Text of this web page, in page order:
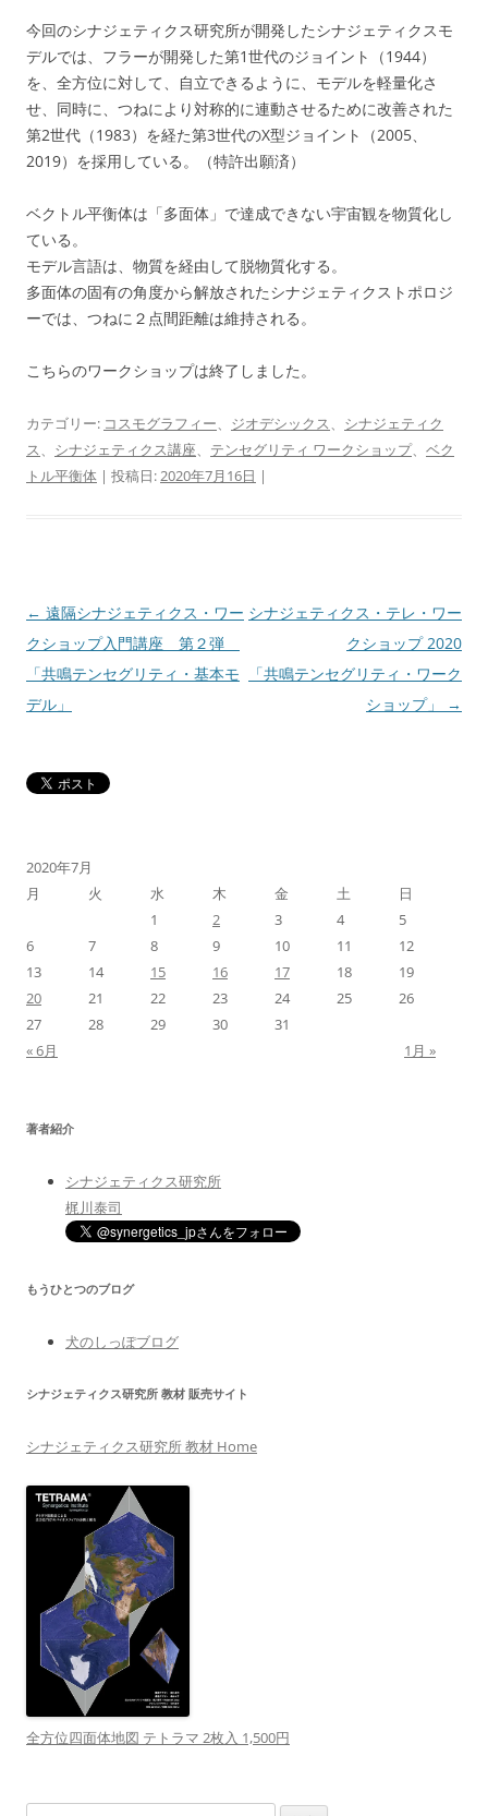
今回のシナジェティクス研究所が開発したシナジェティクスモ
デルでは、フラーが開発した第1世代のジョイント（1944）
を、全方位に対して、自立できるように、モデルを軽量化さ
せ、同時に、つねにより対称的に連動させるために改善された
第2世代（1983）を経た第3世代のX型ジョイント（2005、
2019）を採用している。（特許出願済）
ベクトル平衡体は「多面体」で達成できない宇宙観を物質化し
ている。
モデル言語は、物質を経由して脱物質化する。
多面体の固有の角度から解放されたシナジェティクストポロジ
ーでは、つねに２点間距離は維持される。
こちらのワークショップは終了しました。
カテゴリー: コスモグラフィー、 ジオデシックス、 シナジェティク
ス、 シナジェティクス講座、 テンセグリティ ワークショップ、 ベク
トル平衡体 | 投稿日:2020年7月16日 |
投
稿
ナ
ビ
シ
← 遠隔シナジェティクス・ワー
クショップ入門講座 第２弾
「共鳴テンセグリティ・基本モ
デル」
シナジェティクス・テレ・ワー
クショップ 2020
「共鳴テンセグリティ・ワーク
ショップ」
→
2020年7月
月
火 水 木 金 土
日
1
2 3 4
5
6
7 8 9 10 11
12
13
14 15 16 17 18
19
20
21 22 23 24 25
26
27
28 29 30
31
« 6月
1月 »
著者紹介
シナジェティクス研究所
梶川泰司
もうひとつのブログ
犬のしっぽブログ
シナジェティクス研究所 教材 販売サイト
シナジェティクス研究所 教材 Home
全方位四面体地図 テトラマ 2枚入 1,500円